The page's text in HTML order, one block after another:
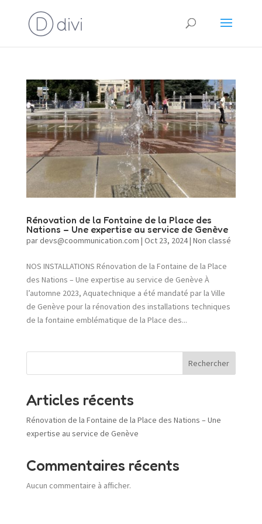
Rénovation de la Fontaine de la Place des
Nations – Une expertise au service de Genève
pardevs@coommunication.com | Oct 23, 2024| Non classé
NOS INSTALLATIONS Rénovation de la Fontaine de la Place
des Nations – Une expertise au service de Genève À
l’automne 2023, Aquatechnique a été mandaté par la Ville
de Genève pour la rénovation des installations techniques
de la fontaine emblématique de la Place des...
Rechercher
Articles récents
Rénovation de la Fontaine de la Place des Nations – Une
expertise au service de Genève
Commentaires récents
Aucun commentaire à afficher.